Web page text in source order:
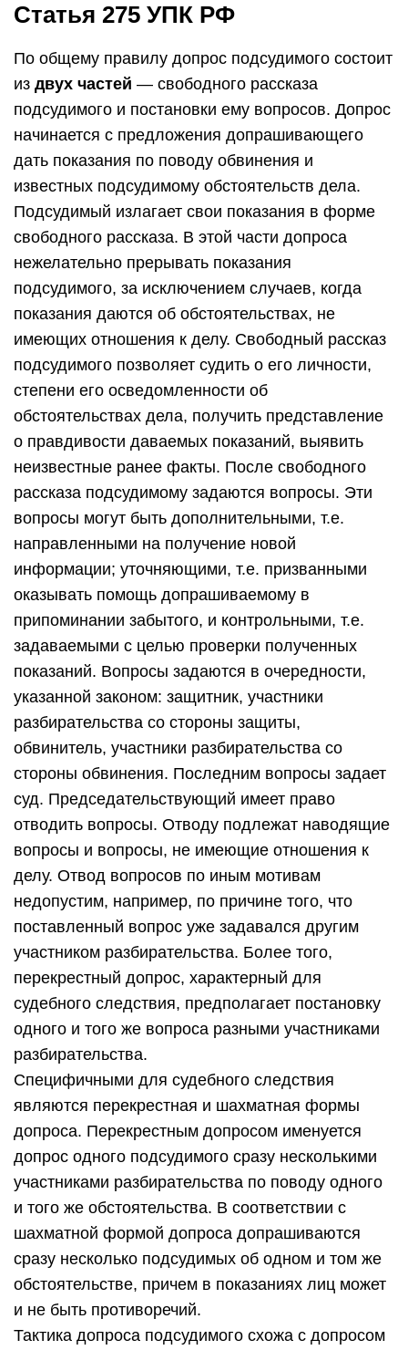
Статья 275 УПК РФ
По общему правилу допрос подсудимого состоит
из двух частей — свободного рассказа
подсудимого и постановки ему вопросов. Допрос
начинается с предложения допрашивающего
дать показания по поводу обвинения и
известных подсудимому обстоятельств дела.
Подсудимый излагает свои показания в форме
свободного рассказа. В этой части допроса
нежелательно прерывать показания
подсудимого, за исключением случаев, когда
показания даются об обстоятельствах, не
имеющих отношения к делу. Свободный рассказ
подсудимого позволяет судить о его личности,
степени его осведомленности об
обстоятельствах дела, получить представление
о правдивости даваемых показаний, выявить
неизвестные ранее факты. После свободного
рассказа подсудимому задаются вопросы. Эти
вопросы могут быть дополнительными, т.е.
направленными на получение новой
информации; уточняющими, т.е. призванными
оказывать помощь допрашиваемому в
припоминании забытого, и контрольными, т.е.
задаваемыми с целью проверки полученных
показаний. Вопросы задаются в очередности,
указанной законом: защитник, участники
разбирательства со стороны защиты,
обвинитель, участники разбирательства со
стороны обвинения. Последним вопросы задает
суд. Председательствующий имеет право
отводить вопросы. Отводу подлежат наводящие
вопросы и вопросы, не имеющие отношения к
делу. Отвод вопросов по иным мотивам
недопустим, например, по причине того, что
поставленный вопрос уже задавался другим
участником разбирательства. Более того,
перекрестный допрос, характерный для
судебного следствия, предполагает постановку
одного и того же вопроса разными участниками
разбирательства.
Специфичными для судебного следствия
являются перекрестная и шахматная формы
допроса. Перекрестным допросом именуется
допрос одного подсудимого сразу несколькими
участниками разбирательства по поводу одного
и того же обстоятельства. В соответствии с
шахматной формой допроса допрашиваются
сразу несколько подсудимых об одном и том же
обстоятельстве, причем в показаниях лиц может
и не быть противоречий.
Тактика допроса подсудимого схожа с допросом